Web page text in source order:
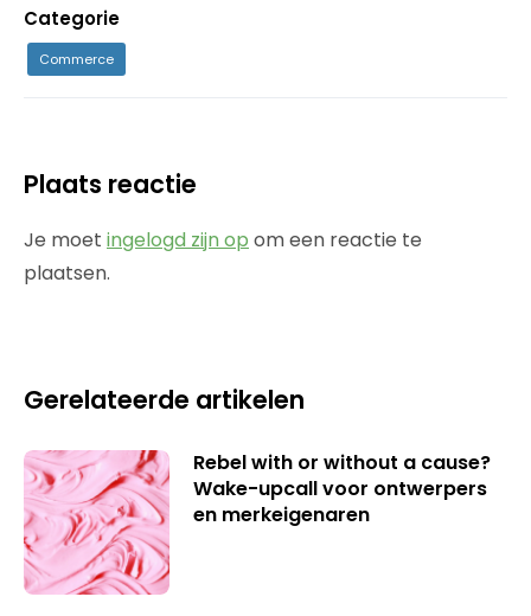
Categorie
Commerce
Plaats reactie
Je moet ingelogd zijn op om een reactie te
plaatsen.
Gerelateerde artikelen
Rebel with or without a cause?
Wake-upcall voor ontwerpers
en merkeigenaren